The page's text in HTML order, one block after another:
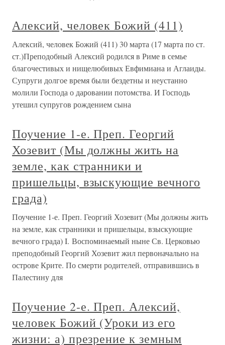
Алексий, человек Божий (411)
Алексий, человек Божий (411) 30 марта (17 марта по ст.
ст.)Преподобный Алексий родился в Риме в семье
благочестивых и нищелюбивых Евфимиана и Аглаиды.
Супруги долгое время были бездетны и неустанно
молили Господа о даровании потомства. И Господь
утешил супругов рождением сына
Поучение 1-е. Преп. Георгий
Хозевит (Мы должны жить на
земле, как странники и
пришельцы, взыскующие вечного
града)
Поучение 1-е. Преп. Георгий Хозевит (Мы должны жить
на земле, как странники и пришельцы, взыскующие
вечного града) I. Воспоминаемый ныне Св. Церковью
преподобный Георгий Хозевит жил первоначально на
острове Крите. По смерти родителей, отправившись в
Палестину для
Поучение 2-е. Преп. Алексий,
человек Божий (Уроки из его
жизни: а) презрение к земным